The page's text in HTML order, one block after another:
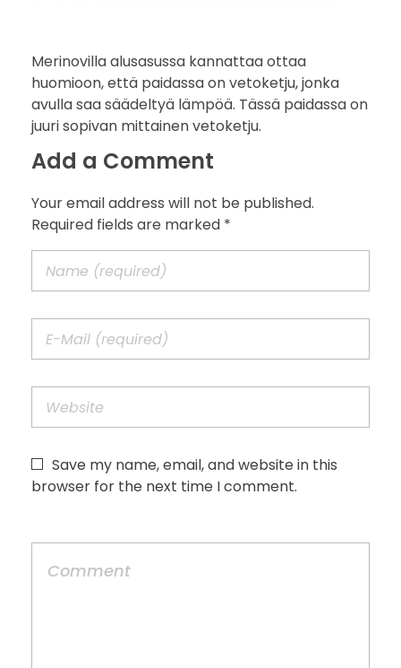
Merinovilla alusasussa kannattaa ottaa
huomioon, että paidassa on vetoketju, jonka
avulla saa säädeltyä lämpöä. Tässä paidassa on
juuri sopivan mittainen vetoketju.
Add a Comment
Your email address will not be published.
Required fields are marked *
Save my name, email, and website in this
browser for the next time I comment.